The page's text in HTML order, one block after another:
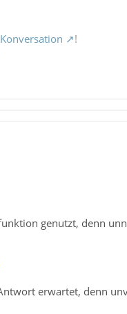
!
genutzt, denn
erwartet, denn